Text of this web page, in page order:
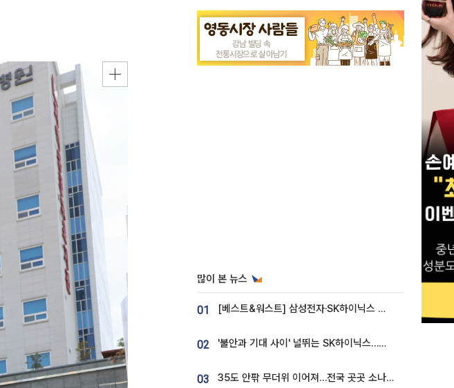
많이 본 뉴스
01 [베스트&워스트] 삼성전자·SK하이닉스 밀린 한 주…상상인증권은 85% 급등
02 '불안과 기대 사이' 널뛰는 SK하이닉스…증권가 "HBM4·LTA 기반 펀터멘털 견고"
03 35도 안팎 무더위 이어져…전국 곳곳 소나기 [오늘 날씨]